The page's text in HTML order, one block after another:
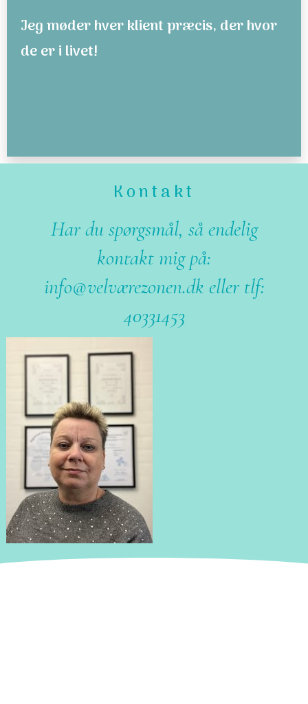
Jeg møder hver klient præcis, der hvor
de er i livet!
Kontakt
Har du spørgsmål, så endelig
kontakt mig på:
info@velværezonen.dk eller tlf:
40331453